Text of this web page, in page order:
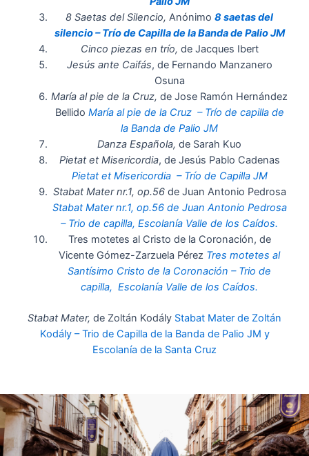
8 Saetas del Silencio, Anónimo8 saetas del
silencio – Trío de Capilla de la Banda de Palio JM
Cinco piezas en trío, de Jacques Ibert
Jesús ante Caifás, de Fernando Manzanero
Osuna
María al pie de la Cruz, de Jose Ramón Hernández
Bellido María al pie de la Cruz – Trío de capilla de
la Banda de Palio JM
Danza Española, de Sarah Kuo
Pietat et Misericordia, de Jesús Pablo Cadenas
Pietat et Misericordia – Trío de Capilla JM
Stabat Mater nr.1, op.56de Juan Antonio Pedrosa
Stabat Mater nr.1, op.56 de Juan Antonio Pedrosa
– Trio de capilla, Escolanía Valle de los Caídos.
Tres motetes al Cristo de la Coronación, de
Vicente Gómez-Zarzuela Pérez Tres motetes al
Santísimo Cristo de la Coronación – Trio de
capilla, Escolanía Valle de los Caídos.
Stabat Mater, de Zoltán Kodály Stabat Mater de Zoltán
Kodály – Trio de Capilla de la Banda de Palio JM y
Escolanía de la Santa Cruz